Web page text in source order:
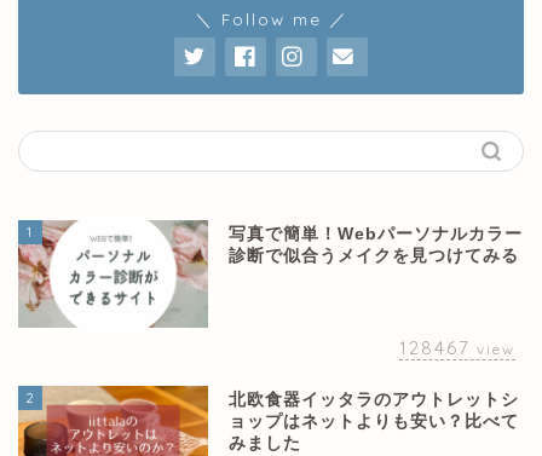
＼ Follow me ／
1
写真で簡単！Webパーソナルカラー
診断で似合うメイクを見つけてみる
128467 view
2
北欧食器イッタラのアウトレットシ
ョップはネットよりも安い？比べて
みました